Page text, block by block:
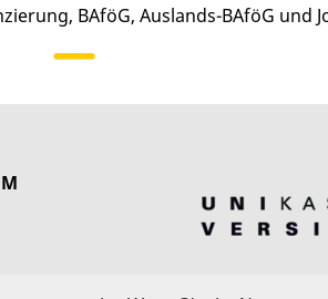
BAföG, Auslands-BAföG und